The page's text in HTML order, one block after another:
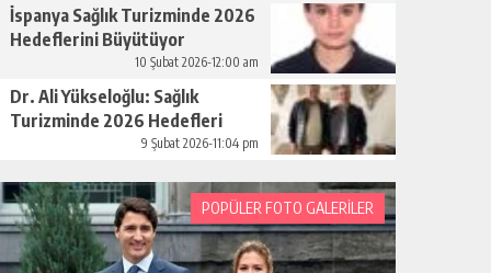
İspanya Sağlık Turizminde 2026
Hedeflerini Büyütüyor
10 Şubat 2026-12:00 am
Dr. Ali Yükseloğlu: Sağlık
Turizminde 2026 Hedefleri
9 Şubat 2026-11:04 pm
POPÜLER FOTO GALERİLER